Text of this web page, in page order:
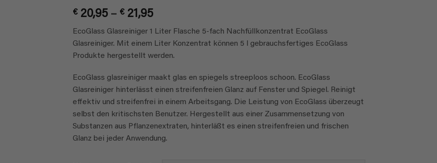
€20,95 – €21,95Preisspanne:
bis
€ 21,95
EcoGlass Glasreiniger 1 Liter Flasche 5-fach Nachfüllkonzentrat EcoGlass
Glasreiniger. Mit einem Liter Konzentrat können 5 l gebrauchsfertiges EcoGlass
Produkte hergestellt werden.
EcoGlass glasreiniger maakt glas en spiegels streeploos schoon. EcoGlass
Glasreiniger hinterlässt einen streifenfreien Glanz auf Fenster und Spiegel. Reinigt
effektiv und streifenfrei in einem Arbeitsgang. Die Leistung von EcoGlass überzeugt
selbst den kritischsten Benutzer. Hergestellt aus einer Zusammensetzung von
Substanzen aus Pflanzenextraten, hinterläßt es einen streifenfreien und frischen
Glanz bei jeder Anwendung.